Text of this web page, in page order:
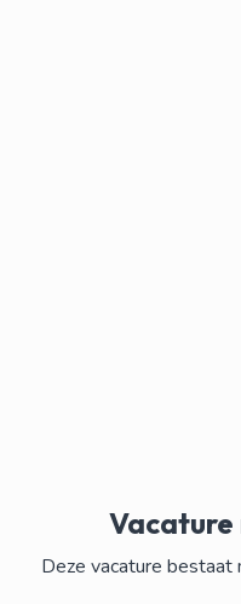
Deze vacature bestaat